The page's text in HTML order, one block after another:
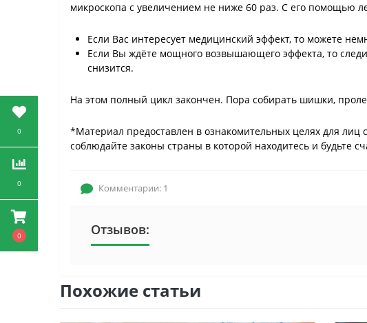
0
0
0
микроскопа с увеличением не ниже 60 раз. С его помощью
Если Вас интересует медицинский эффект, то можете
Если Вы ждёте мощного возвышающего эффекта, то
снизится.
На этом полный цикл закончен. Пора собирать шишки,
*Материал предоставлен в ознакомительных целях для
соблюдайте законы страны в которой находитесь и будьте
Комментарии: 1
Отзывов:
Похожие статьи